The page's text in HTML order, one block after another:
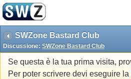
SWZone Bastard Club
Discussione: SWZone Bastard Club
Se questa è la tua prima visita,
Per poter scrivere devi eseguire la